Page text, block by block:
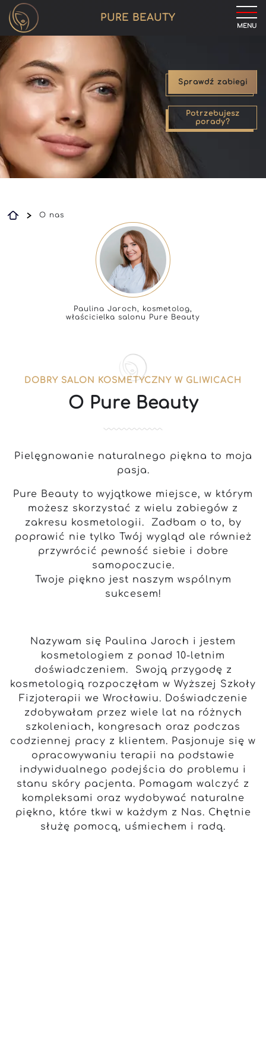
Sprawdź zabiegi
Potrzebujesz
porady?
MENU
PURE BEAUTY
O nas
Paulina Jaroch, kosmetolog,
właścicielka salonu Pure Beauty
DOBRY SALON KOSMETYCZNY W GLIWICACH
O Pure Beauty
Pielęgnowanie naturalnego piękna to moja
pasja.
Pure Beauty to wyjątkowe miejsce, w którym
możesz skorzystać z wielu zabiegów z
zakresu kosmetologii. Zadbam o to, by
poprawić nie tylko Twój wygląd ale również
przywrócić pewność siebie i dobre
samopoczucie.
Twoje piękno jest naszym wspólnym
sukcesem!
Nazywam się Paulina Jaroch i jestem
kosmetologiem z ponad 10-letnim
doświadczeniem. Swoją przygodę z
kosmetologią rozpoczęłam w Wyższej Szkoły
Fizjoterapii we Wrocławiu. Doświadczenie
zdobywałam przez wiele lat na różnych
szkoleniach, kongresach oraz podczas
codziennej pracy z klientem. Pasjonuje się w
opracowywaniu terapii na podstawie
indywidualnego podejścia do problemu i
stanu skóry pacjenta. Pomagam walczyć z
kompleksami oraz wydobywać naturalne
piękno, które tkwi w każdym z Nas. Chętnie
służę pomocą, uśmiechem i radą.